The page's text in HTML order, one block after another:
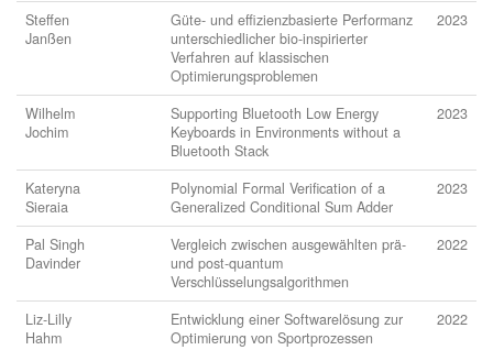
Steffen
Janßen
Güte- und effizienzbasierte Performanz
unterschiedlicher bio-inspirierter
Verfahren auf klassischen
Optimierungsproblemen
2023
Wilhelm
Jochim
Supporting Bluetooth Low Energy
Keyboards in Environments without a
Bluetooth Stack
2023
Kateryna
Sieraia
Polynomial Formal Verification of a
Generalized Conditional Sum Adder
2023
Pal Singh
Davinder
Vergleich zwischen ausgewählten prä-
und post-quantum
Verschlüsselungsalgorithmen
2022
Liz-Lilly
Hahm
Entwicklung einer Softwarelösung zur
Optimierung von Sportprozessen
2022